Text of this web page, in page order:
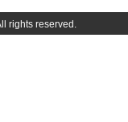
rights reserved.